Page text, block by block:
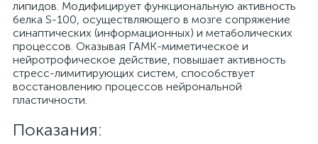
липидов. Модифицирует функциональную активность
белка S-100, осуществляющего в мозге сопряжение
синаптических (информационных) и метаболических
процессов. Оказывая ГАМК-миметическое и
нейротрофическое действие, повышает активность
стресс-лимитирующих систем, способствует
восстановлению процессов нейрональной
пластичности.
Показания: